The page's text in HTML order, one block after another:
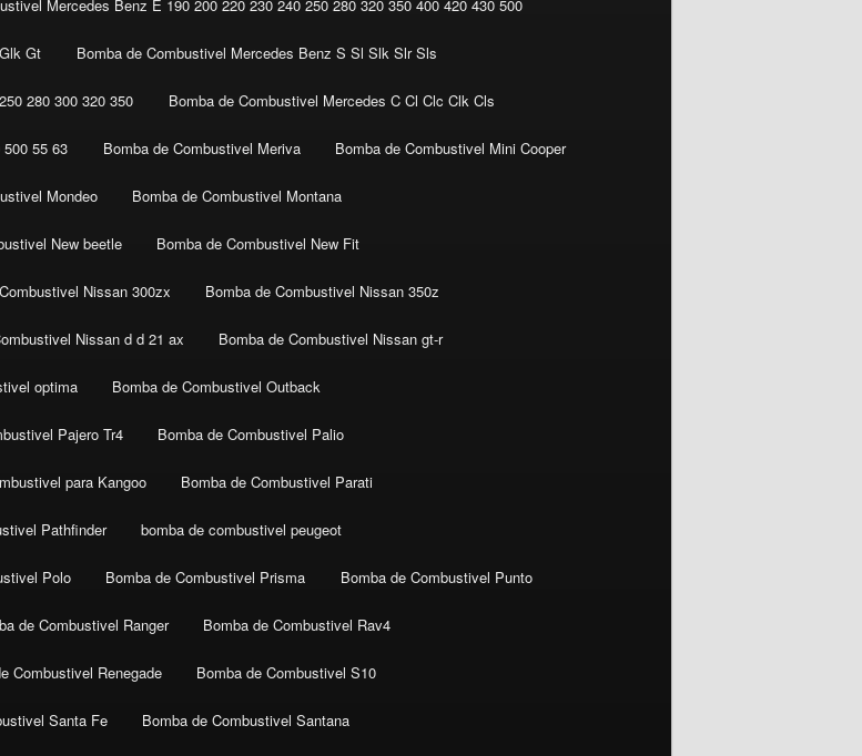
Mercedes Benz E 190 200 220 230 240 250 280 320 350 400 420 430 500
Gt Bomba de Combustivel Mercedes Benz S Sl Slk Slr Sls
280 300 320 350 Bomba de Combustivel Mercedes C Cl Clc Clk Cls
55 63 Bomba de Combustivel Meriva Bomba de Combustivel Mini Cooper
Mondeo Bomba de Combustivel Montana
New beetle Bomba de Combustivel New Fit
Nissan 300zx Bomba de Combustivel Nissan 350z
Nissan d d 21 ax Bomba de Combustivel Nissan gt-r
optima Bomba de Combustivel Outback
Pajero Tr4 Bomba de Combustivel Palio
para Kangoo Bomba de Combustivel Parati
Pathfinder bomba de combustivel peugeot
Polo Bomba de Combustivel Prisma Bomba de Combustivel Punto
de Combustivel Ranger Bomba de Combustivel Rav4
Combustivel Renegade Bomba de Combustivel S10
Santa Fe Bomba de Combustivel Santana